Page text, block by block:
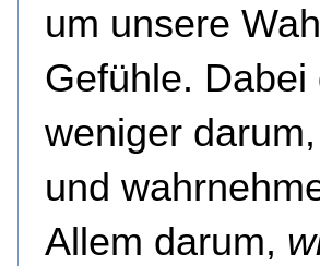
um unsere
Gefühle.
weniger darum,
und
Allem darum,